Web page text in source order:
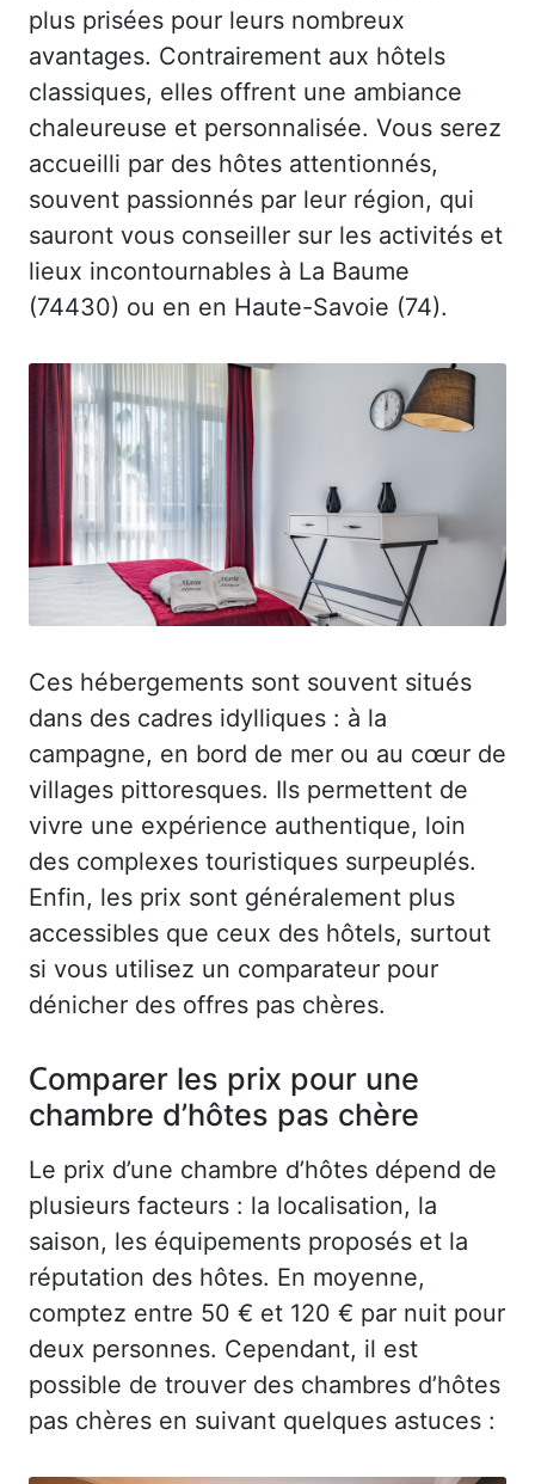
plus prisées pour leurs nombreux
avantages. Contrairement aux hôtels
classiques, elles offrent une ambiance
chaleureuse et personnalisée. Vous serez
accueilli par des hôtes attentionnés,
souvent passionnés par leur région, qui
sauront vous conseiller sur les activités et
lieux incontournables à La Baume
(74430) ou en en Haute-Savoie (74).
Ces hébergements sont souvent situés
dans des cadres idylliques : à la
campagne, en bord de mer ou au cœur de
villages pittoresques. Ils permettent de
vivre une expérience authentique, loin
des complexes touristiques surpeuplés.
Enfin, les prix sont généralement plus
accessibles que ceux des hôtels, surtout
si vous utilisez un comparateur pour
dénicher des offres pas chères.
Comparer les prix pour une
chambre d’hôtes pas chère
Le prix d’une chambre d’hôtes dépend de
plusieurs facteurs : la localisation, la
saison, les équipements proposés et la
réputation des hôtes. En moyenne,
comptez entre 50 € et 120 € par nuit pour
deux personnes. Cependant, il est
possible de trouver des chambres d’hôtes
pas chères en suivant quelques astuces :